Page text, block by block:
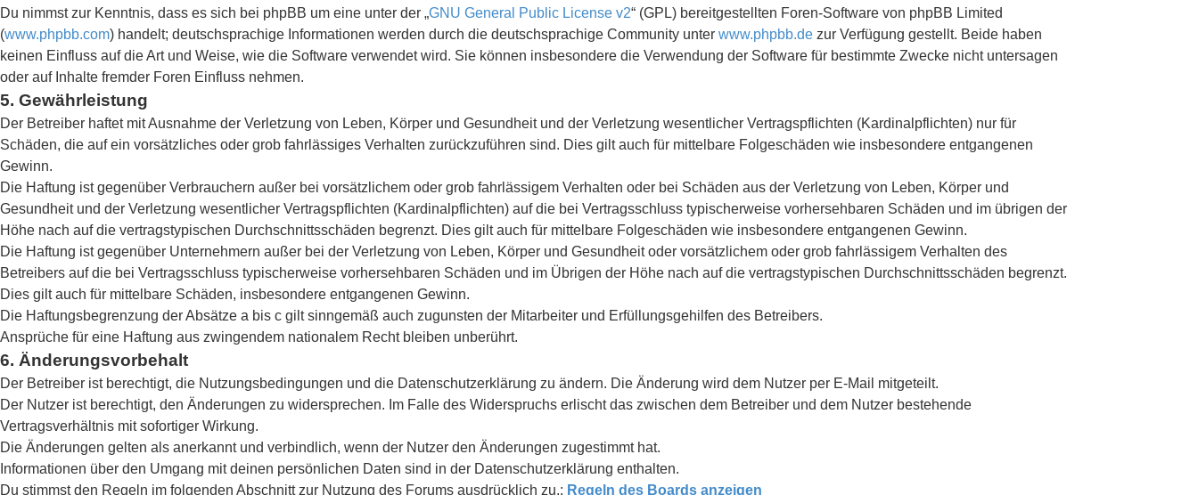
Du nimmst zur Kenntnis, dass es sich bei phpBB um eine unter der „GNU General Public License v2“ (GPL) bereitgestellten Foren-Software von phpBB Limited
(www.phpbb.com) handelt; deutschsprachige Informationen werden durch die deutschsprachige Community unter www.phpbb.de zur Verfügung gestellt. Beide haben
keinen Einfluss auf die Art und Weise, wie die Software verwendet wird. Sie können insbesondere die Verwendung der Software für bestimmte Zwecke nicht untersagen
oder auf Inhalte fremder Foren Einfluss nehmen.
5. Gewährleistung
Der Betreiber haftet mit Ausnahme der Verletzung von Leben, Körper und Gesundheit und der Verletzung wesentlicher Vertragspflichten (Kardinalpflichten) nur für
Schäden, die auf ein vorsätzliches oder grob fahrlässiges Verhalten zurückzuführen sind. Dies gilt auch für mittelbare Folgeschäden wie insbesondere entgangenen
Gewinn.
Die Haftung ist gegenüber Verbrauchern außer bei vorsätzlichem oder grob fahrlässigem Verhalten oder bei Schäden aus der Verletzung von Leben, Körper und
Gesundheit und der Verletzung wesentlicher Vertragspflichten (Kardinalpflichten) auf die bei Vertragsschluss typischerweise vorhersehbaren Schäden und im übrigen der
Höhe nach auf die vertragstypischen Durchschnittsschäden begrenzt. Dies gilt auch für mittelbare Folgeschäden wie insbesondere entgangenen Gewinn.
Die Haftung ist gegenüber Unternehmern außer bei der Verletzung von Leben, Körper und Gesundheit oder vorsätzlichem oder grob fahrlässigem Verhalten des
Betreibers auf die bei Vertragsschluss typischerweise vorhersehbaren Schäden und im Übrigen der Höhe nach auf die vertragstypischen Durchschnittsschäden begrenzt.
Dies gilt auch für mittelbare Schäden, insbesondere entgangenen Gewinn.
Die Haftungsbegrenzung der Absätze a bis c gilt sinngemäß auch zugunsten der Mitarbeiter und Erfüllungsgehilfen des Betreibers.
Ansprüche für eine Haftung aus zwingendem nationalem Recht bleiben unberührt.
6. Änderungsvorbehalt
Der Betreiber ist berechtigt, die Nutzungsbedingungen und die Datenschutzerklärung zu ändern. Die Änderung wird dem Nutzer per E-Mail mitgeteilt.
Der Nutzer ist berechtigt, den Änderungen zu widersprechen. Im Falle des Widerspruchs erlischt das zwischen dem Betreiber und dem Nutzer bestehende
Vertragsverhältnis mit sofortiger Wirkung.
Die Änderungen gelten als anerkannt und verbindlich, wenn der Nutzer den Änderungen zugestimmt hat.
Informationen über den Umgang mit deinen persönlichen Daten sind in der Datenschutzerklärung enthalten.
Du stimmst den Regeln im folgenden Abschnitt zur Nutzung des Forums ausdrücklich zu.: Regeln des Boards anzeigen